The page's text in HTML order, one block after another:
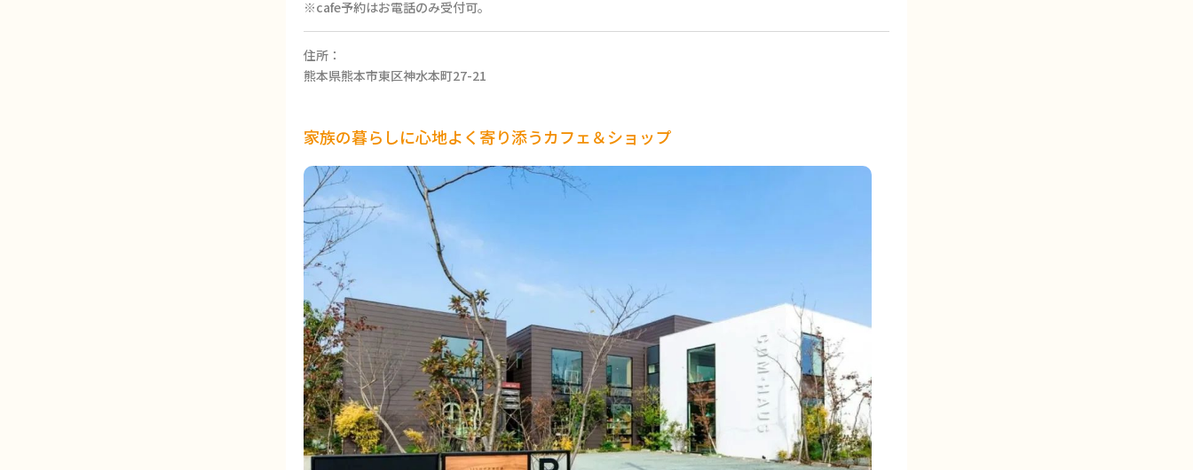
※cafe予約はお電話のみ受付可。
住所：
熊本県熊本市東区神水本町27-21
家族の暮らしに心地よく寄り添うカフェ＆ショップ